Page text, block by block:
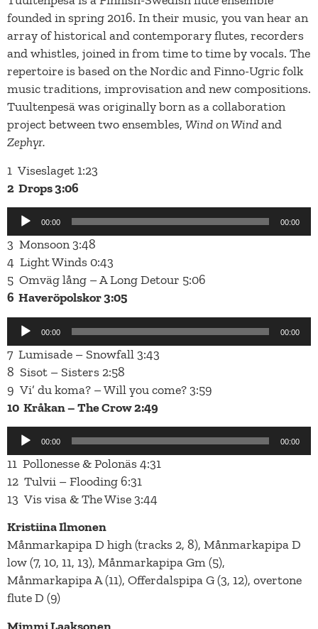
founded in spring 2016. In their music, you van hear an
array of historical and contemporary flutes, recorders
and whistles, joined in from time to time by vocals. The
repertoire is based on the Nordic and Finno-Ugric folk
music traditions, improvisation and new compositions.
Tuultenpesä was originally born as a collaboration
project between two ensembles, Wind on Windand
Zephyr.
1 Viseslaget 1:23
2 Drops 3:06
Äänitoistin
00:00 00:00
3 Monsoon 3:48
4 Light Winds 0:43
5 Omväg lång – A Long Detour 5:06
6 Haveröpolskor 3:05
Äänitoistin
00:00 00:00
7 Lumisade – Snowfall 3:43
8 Sisot – Sisters 2:58
9 Vi’ du koma? – Will you come? 3:59
10 Kråkan – The Crow 2:49
Äänitoistin
00:00 00:00
11 Pollonesse & Polonäs 4:31
12 Tulvii – Flooding 6:31
13 Vis visa & The Wise 3:44
Kristiina Ilmonen
Månmarkapipa D high (tracks 2, 8), Månmarkapipa D
low (7, 10, 11, 13), Månmarkapipa Gm (5),
Månmarkapipa A (11), Offerdalspipa G (3, 12), overtone
flute D (9)